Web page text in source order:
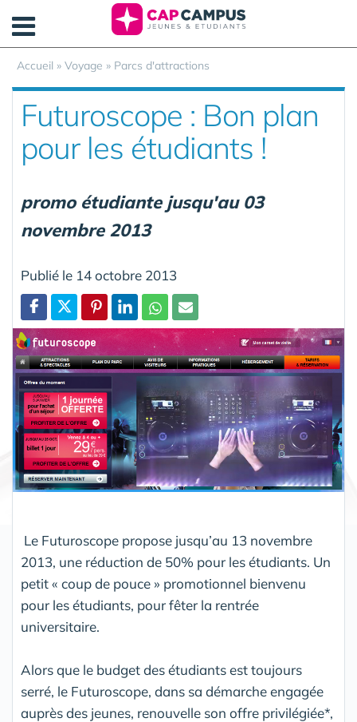
Accueil » Voyage » Parcs d'attractions
Futuroscope : Bon plan
pour les étudiants !
promo étudiante jusqu'au 03
novembre 2013
Publié le 14 octobre 2013
Partager
Le Futuroscope propose jusqu’au 13 novembre
2013, une réduction de 50% pour les étudiants. Un
petit « coup de pouce » promotionnel bienvenu
pour les étudiants, pour fêter la rentrée
universitaire.
Alors que le budget des étudiants est toujours
serré, le Futuroscope, dans sa démarche engagée
auprès des jeunes, renouvelle son offre privilégiée*,
Panneau de gestion des cookies